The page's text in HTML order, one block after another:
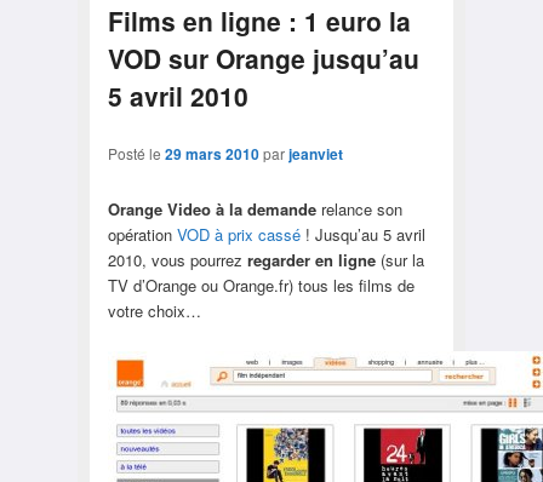
Films en ligne : 1 euro la
VOD sur Orange jusqu’au
5 avril 2010
Posté le 29 mars 2010parjeanviet
Orange Video à la demanderelance son
opération VOD à prix cassé! Jusqu’au 5 avril
2010, vous pourrez regarder en ligne(sur la
TV d’Orange ou Orange.fr) tous les films de
votre choix…